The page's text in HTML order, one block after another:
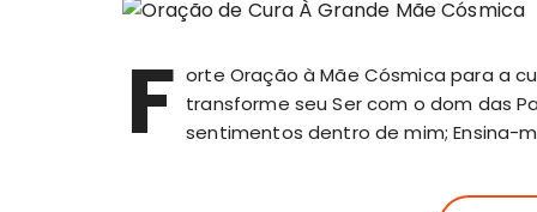
F orte Oração à Mãe Cósmica para a
transforme seu Ser com o dom das
sentimentos dentro de mim; Ensina-